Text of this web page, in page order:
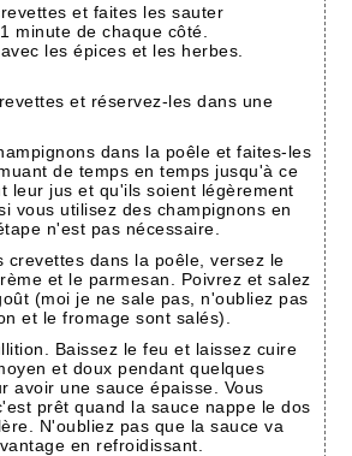
et faites les sauter
minute de chaque côté.
les épices et les herbes.
et réservez-les dans une
dans la poêle et faites-les
de temps en temps jusqu'à ce
leur jus et qu'ils soient légèrement
vous utilisez des champignons en
n'est pas nécessaire.
crevettes dans la poêle, versez le
et le parmesan. Poivrez et salez
(moi je ne sale pas, n'oubliez pas
et le fromage sont salés).
Baissez le feu et laissez cuire
et doux pendant quelques
avoir une sauce épaisse. Vous
prêt quand la sauce nappe le dos
N'oubliez pas que la sauce va
en refroidissant.